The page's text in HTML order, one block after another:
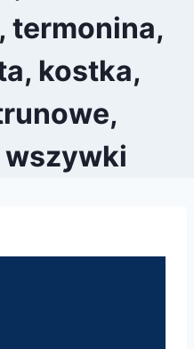
termonina,
kostka,
wszywki